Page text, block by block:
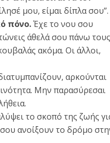
μου, είμαι δίπλα σου”.
πόνο.Έχε το νου σου
άθελά σου πάνω τους
ακόμα. Οι άλλοι,
αρκούνται
Μην παρασύρεσαι
το σκοπό της ζωής
ανοίξουν το δρόμο